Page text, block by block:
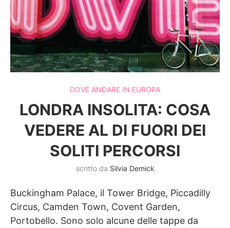
DOVE ANDARE IN EUROPA
LONDRA INSOLITA: COSA
VEDERE AL DI FUORI DEI
SOLITI PERCORSI
scritto da Silvia Demick
Buckingham Palace, il Tower Bridge, Piccadilly
Circus, Camden Town, Covent Garden,
Portobello. Sono solo alcune delle tappe da